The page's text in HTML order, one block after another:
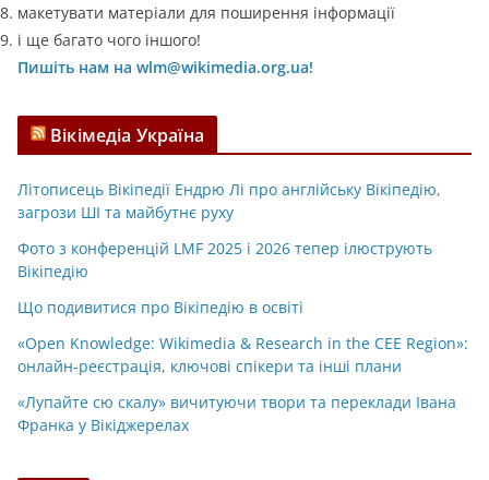
макетувати матеріали для поширення інформації
і ще багато чого іншого!
Пишіть нам на wlm@wikimedia.org.ua!
Вікімедіа Україна
Літописець Вікіпедії Ендрю Лі про англійську Вікіпедію,
загрози ШІ та майбутнє руху
Фото з конференцій LMF 2025 і 2026 тепер ілюструють
Вікіпедію
Що подивитися про Вікіпедію в освіті
«Open Knowledge: Wikimedia & Research in the CEE Region»:
онлайн-реєстрація, ключові спікери та інші плани
«Лупайте сю скалу» вичитуючи твори та переклади Івана
Франка у Вікіджерелах